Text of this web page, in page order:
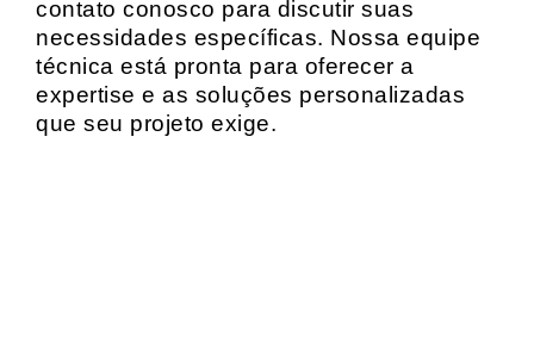
contato conosco para discutir suas
necessidades específicas. Nossa equipe
técnica está pronta para oferecer a
expertise e as soluções personalizadas
que seu projeto exige.